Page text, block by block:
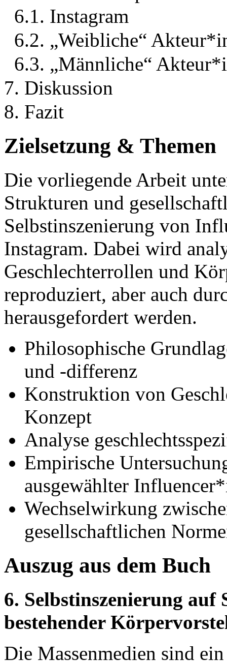
6.1. Instagram
6.2. „Weibliche“
6.3. „Männliche“
7. Diskussion
8. Fazit
Zielsetzung & Themen
Die vorliegende Arbeit
Strukturen und
Selbstinszenierung von
Instagram. Dabei wird
Geschlechterrollen und
reproduziert, aber auch
herausgefordert werden.
Philosophische
und -differenz
Konstruktion von
Konzept
Analyse
Empirische
ausgewählter
Wechselwirkung
gesellschaftlichen
Auszug aus dem Buch
6. Selbstinszenierung
bestehender
Die Massenmedien sind